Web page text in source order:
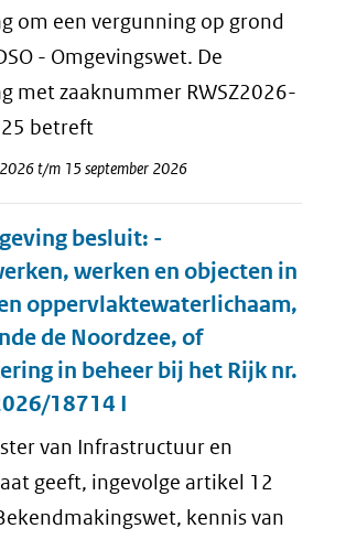
om een vergunning op grond
- Omgevingswet. De
met zaaknummer RWSZ2026-
betreft
t/m 15 september 2026
besluit: -
werken en objecten in
oppervlaktewaterlichaam,
de Noordzee, of
in beheer bij het Rijk nr.
18714 I
van Infrastructuur en
geeft, ingevolge artikel 12
kennis van